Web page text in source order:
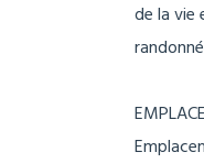
de la vie